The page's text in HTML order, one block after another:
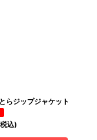
らジップジャケット
込)